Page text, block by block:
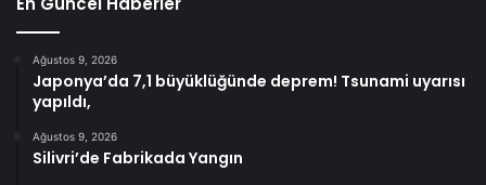
Ağustos 9, 2026
Japonya’da 7,1 büyüklüğünde deprem! Tsunami uyarısı
yapıldı,
Ağustos 9, 2026
Silivri’de Fabrikada Yangın